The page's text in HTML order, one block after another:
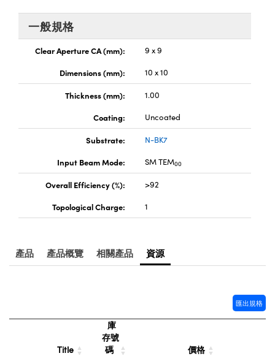
Mechanics | 顯微鏡用結構件
目鏡
and Couplers | 中繼鏡或耦合鏡
Microscopes | 袖珍顯微鏡
Interface Cameras | 高速接口相
| 模擬相機
| 成像系統
Components
Labs™
Gratings™
一般規格
Clear Aperture CA (mm):
9 x 9
Dimensions (mm):
10 x 10
Thickness (mm):
1.00
Coating:
Uncoated
Substrate:
N-BK7
Input Beam Mode:
SM TEM00
Overall Efficiency (%):
>92
Topological Charge:
1
產品 產品概覽 相關產品 資源
匯出規格
Title
庫
存號
碼
價格